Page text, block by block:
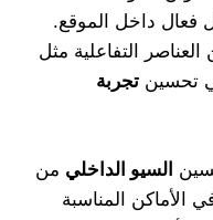
فعال داخل الموقع.
التفاعلية مثل
تحسين تجربة
السيو الداخلي من
الأماكن المناسبة